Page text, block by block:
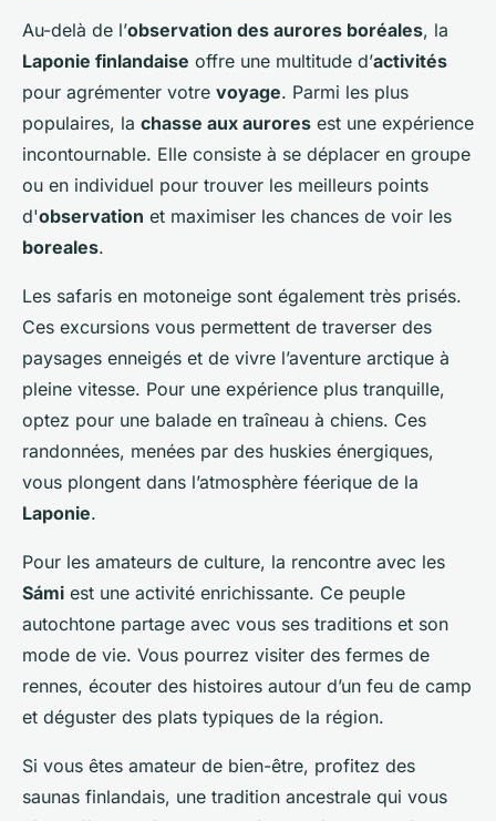
Au-delà de l’observation des aurores boréales, la
Laponie finlandaise offre une multitude d’activités
pour agrémenter votre voyage. Parmi les plus
populaires, la chasse aux aurores est une expérience
incontournable. Elle consiste à se déplacer en groupe
ou en individuel pour trouver les meilleurs points
d'observation et maximiser les chances de voir les
boreales.
Les safaris en motoneige sont également très prisés.
Ces excursions vous permettent de traverser des
paysages enneigés et de vivre l’aventure arctique à
pleine vitesse. Pour une expérience plus tranquille,
optez pour une balade en traîneau à chiens. Ces
randonnées, menées par des huskies énergiques,
vous plongent dans l’atmosphère féerique de la
Laponie.
Pour les amateurs de culture, la rencontre avec les
Sámi est une activité enrichissante. Ce peuple
autochtone partage avec vous ses traditions et son
mode de vie. Vous pourrez visiter des fermes de
rennes, écouter des histoires autour d’un feu de camp
et déguster des plats typiques de la région.
Si vous êtes amateur de bien-être, profitez des
saunas finlandais, une tradition ancestrale qui vous